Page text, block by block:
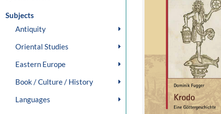
Subjects
Antiquity
Oriental Studies
Eastern Europe
Book / Culture / History
Languages